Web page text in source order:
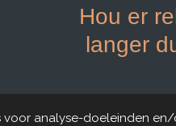
analyse-doeleinden
Hou er
langer
nails and more shop